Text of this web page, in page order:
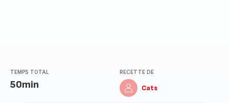
TEMPS TOTAL
50min
RECETTE DE
Cats